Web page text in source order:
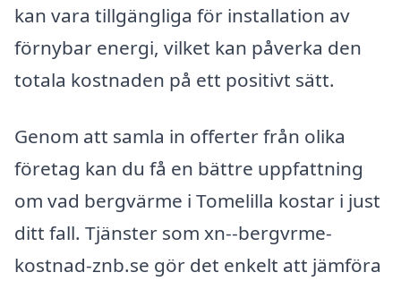
kan vara tillgängliga för installation av
förnybar energi, vilket kan påverka den
totala kostnaden på ett positivt sätt.
Genom att samla in offerter från olika
företag kan du få en bättre uppfattning
om vad bergvärme i Tomelilla kostar i just
ditt fall. Tjänster som xn--bergvrme-
kostnad-znb.se gör det enkelt att jämföra